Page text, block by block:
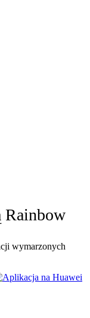
Rainbow
wymarzonych